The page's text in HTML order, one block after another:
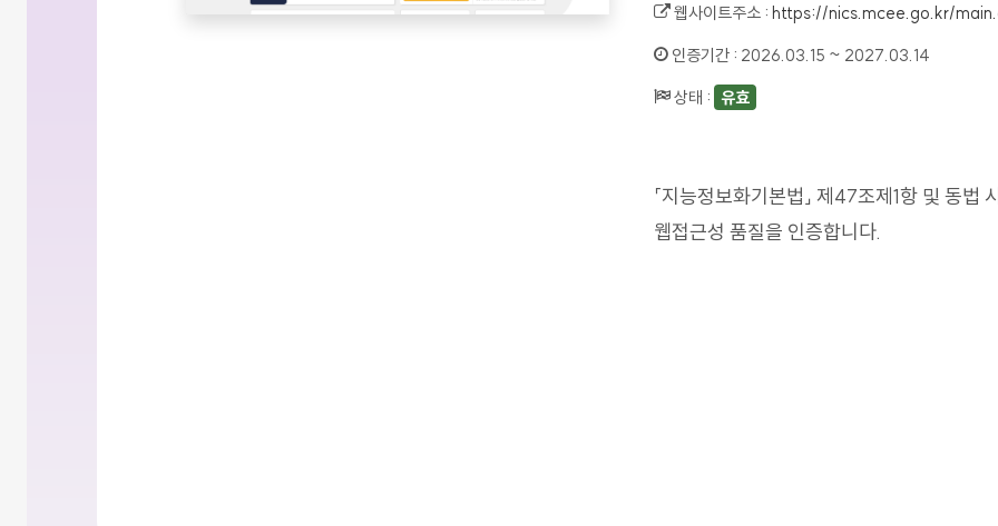
웹사이트주소 :https://nics.mcee.go.kr/
인증기간 : 2026.03.15 ~ 2027.03.14
상태 : 유효
「지능정보화기본법」 제47조제1항 및 동
웹접근성 품질을 인증합니다.